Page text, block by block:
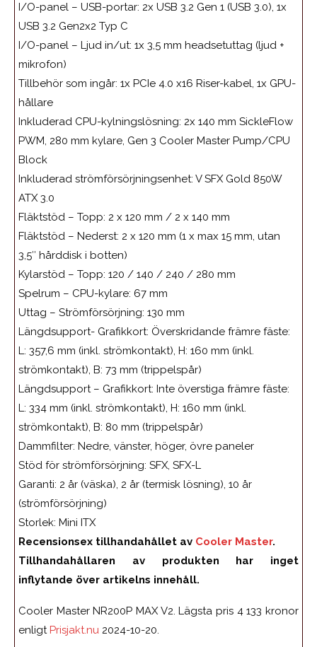
I/O-panel – USB-portar: 2x USB 3.2 Gen 1 (USB 3.0), 1x
USB 3.2 Gen2x2 Typ C
I/O-panel – Ljud in/ut: 1x 3,5 mm headsetuttag (ljud +
mikrofon)
Tillbehör som ingår: 1x PCIe 4.0 x16 Riser-kabel, 1x GPU-
hållare
Inkluderad CPU-kylningslösning: 2x 140 mm SickleFlow
PWM, 280 mm kylare, Gen 3 Cooler Master Pump/CPU
Block
Inkluderad strömförsörjningsenhet: V SFX Gold 850W
ATX 3.0
Fläktstöd – Topp: 2 x 120 mm / 2 x 140 mm
Fläktstöd – Nederst: 2 x 120 mm (1 x max 15 mm, utan
3,5″ hårddisk i botten)
Kylarstöd – Topp: 120 / 140 / 240 / 280 mm
Spelrum – CPU-kylare: 67 mm
Uttag – Strömförsörjning: 130 mm
Längdsupport- Grafikkort: Överskridande främre fäste:
L: 357,6 mm (inkl. strömkontakt), H: 160 mm (inkl.
strömkontakt), B: 73 mm (trippelspår)
Längdsupport – Grafikkort: Inte överstiga främre fäste:
L: 334 mm (inkl. strömkontakt), H: 160 mm (inkl.
strömkontakt), B: 80 mm (trippelspår)
Dammfilter: Nedre, vänster, höger, övre paneler
Stöd för strömförsörjning: SFX, SFX-L
Garanti: 2 år (väska), 2 år (termisk lösning), 10 år
(strömförsörjning)
Storlek: Mini ITX
Recensionsex tillhandahållet av Cooler Master.
Tillhandahållaren av produkten har inget
inflytande över artikelns innehåll.
Cooler Master NR200P MAX V2. Lägsta pris 4 133 kronor
enligt Prisjakt.nu 2024-10-20.